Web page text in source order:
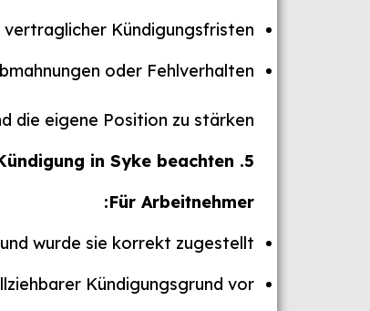
Kündigungsfristen
oder Fehlverhalten
die eigene Position zu stärken.
5
. Checkliste: Das sollten Sie bei einer Kündigung in Syke beachten
Für Arbeitnehmer:
wurde sie korrekt zugestellt?
Kündigungsgrund vor?